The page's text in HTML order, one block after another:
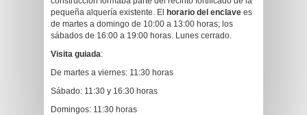
pequeña alquería existente. El horario del enclave es
de martes a domingo de 10:00 a 13:00 horas; los
sábados de 16:00 a 19:00 horas. Lunes cerrado.
Visita guiada:
De martes a viernes: 11:30 horas
Sábado: 11:30 y 16:30 horas
Domingos: 11:30 horas